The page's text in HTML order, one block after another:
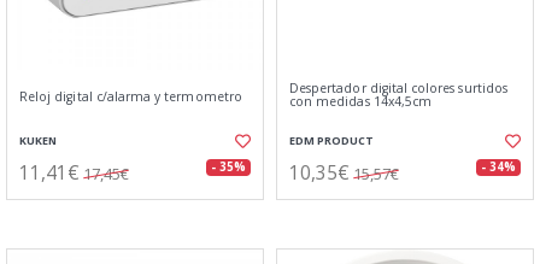
Reloj digital c/alarma y termometro
KUKEN
11,41€ 17,45€ - 35%
Despertador digital colores surtidos
con medidas 14x4,5cm
EDM PRODUCT
10,35€ 15,57€ - 34%